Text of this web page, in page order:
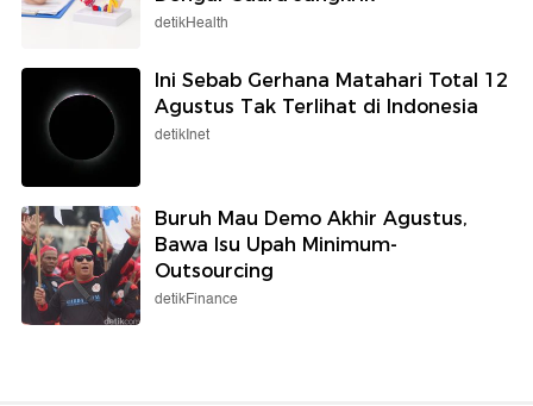
detikHealth
Ini Sebab Gerhana Matahari Total 12
Agustus Tak Terlihat di Indonesia
detikInet
Buruh Mau Demo Akhir Agustus,
Bawa Isu Upah Minimum-
Outsourcing
detikFinance